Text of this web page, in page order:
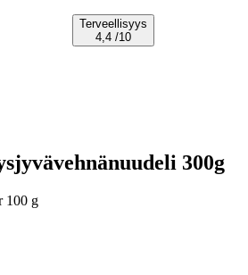
Terveellisyys
4,4 /10
300g
100 g